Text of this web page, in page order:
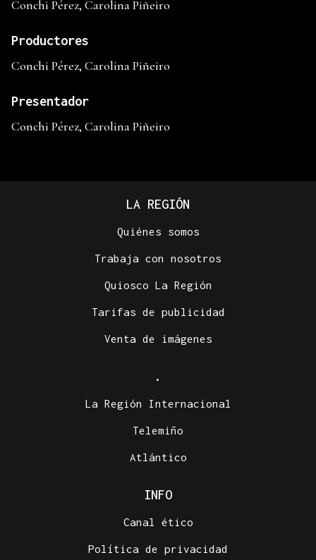
Conchi Pérez, Carolina Piñeiro
Productores
Conchi Pérez, Carolina Piñeiro
Presentador
Conchi Pérez, Carolina Piñeiro
LA REGIÓN
Quiénes somos
Trabaja con nosotros
Quiosco La Región
Tarifas de publicidad
Venta de imágenes
.
La Región Internacional
Telemiño
Atlántico
INFO
Canal ético
Política de privacidad